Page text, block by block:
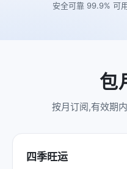
安全可靠 99.9% 可
包
按月订阅,有效期
四季旺运